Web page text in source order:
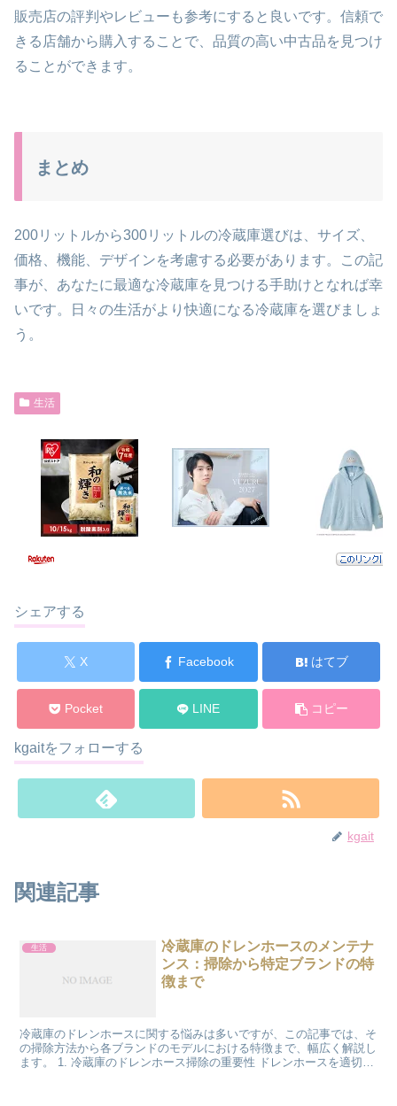
販売店の評判やレビューも参考にすると良いです。信頼で
きる店舗から購入することで、品質の高い中古品を見つけ
ることができます。
まとめ
200リットルから300リットルの冷蔵庫選びは、サイズ、
価格、機能、デザインを考慮する必要があります。この記
事が、あなたに最適な冷蔵庫を見つける手助けとなれば幸
いです。日々の生活がより快適になる冷蔵庫を選びましょ
う。
生活
シェアする
X Facebook はてブ
Pocket LINE コピー
kgaitをフォローする
kgait
関連記事
生活
冷蔵庫のドレンホースのメンテナ
ンス：掃除から特定ブランドの特
徴まで
冷蔵庫のドレンホースに関する悩みは多いですが、この記事では、そ
の掃除方法から各ブランドのモデルにおける特徴まで、幅広く解説し
ます。 1. 冷蔵庫のドレンホース掃除の重要性 ドレンホースを適切に